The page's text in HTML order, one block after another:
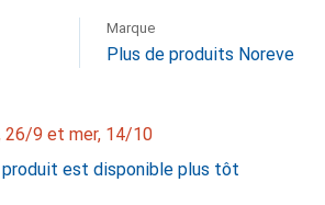
Marque
Plus de produits Noreve
26/9 et mer, 14/10
est disponible plus tôt